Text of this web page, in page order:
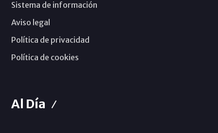
Sistema de información
Aviso legal
Política de privacidad
Política de cookies
Al Día